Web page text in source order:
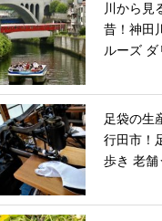
川から見
昔！神田
ルーズ
足袋の生
行田市！
歩き 老舗